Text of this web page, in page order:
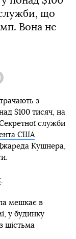
що
Вона не
з
$100 тисяч, на
служби
США
Джареда Кушнера,
.
мешкає в
у будинку
шістьма